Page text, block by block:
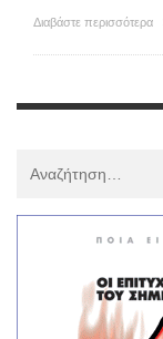
Διαβάστε περισσότερα
: